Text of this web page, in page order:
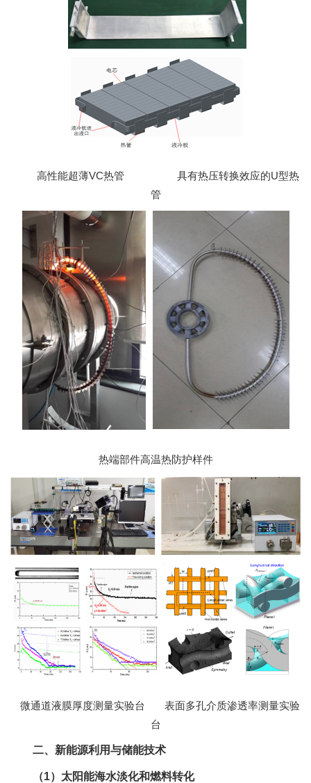
高性能超薄VC热管 具有热压转换效应的U型热
管
热端部件高温热防护样件
微通道液膜厚度测量实验台 表面多孔介质渗透率测量实验
台
二、新能源利用与储能技术
（1）太阳能海水淡化和燃料转化